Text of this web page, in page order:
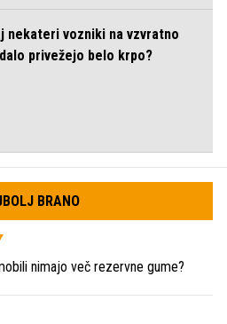
nekateri vozniki na vzvratno
privežejo belo krpo?
BRANO
nimajo več rezervne gume?